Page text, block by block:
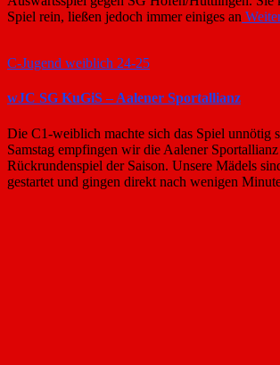
Spiel rein, ließen jedoch immer einiges an
C-Jugend weiblich 24-25
wJC SG KuGiS – Aalener Sportallianz
Die C1-weiblich machte sich das Spiel
Samstag empfingen wir die Aalener
Rückrundenspiel der Saison. Unsere Mädels
gestartet und gingen direkt nach wenigen